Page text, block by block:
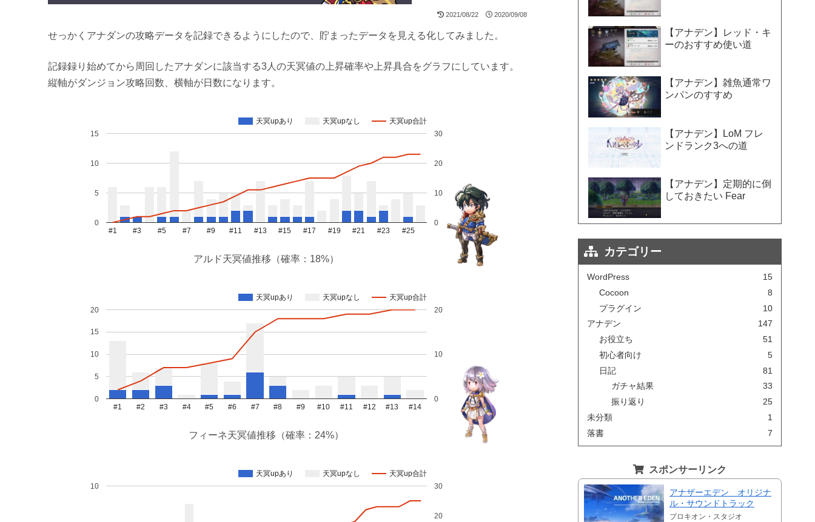
2021/08/22 2020/09/08
せっかくアナダンの攻略データを記録できるようにしたので、貯まったデータを見える化してみました。
記録録り始めてから周回したアナダンに該当する3人の天冥値の上昇確率や上昇具合をグラフにしています。
縦軸がダンジョン攻略回数、横軸が日数になります。
天冥upあり 天冥upなし 天冥up合計
#1 #3 #5 #7 #9 #11 #13 #15 #17 #19 #21 #23 #25
0
5
10
15
0
10
20
30
アルド天冥値推移（確率：18%）
天冥upあり 天冥upなし 天冥up合計
#1 #2 #3 #4 #5 #6 #7 #8 #9 #10 #11 #12 #13 #14
0
5
10
15
20
0
10
20
フィーネ天冥値推移（確率：24%）
天冥upあり 天冥upなし 天冥up合計
10
20
30
【アナデン】レッド・キ
ーのおすすめ使い道
【アナデン】雑魚通常ワ
ンパンのすすめ
【アナデン】LoM フレ
ンドランク3への道
【アナデン】定期的に倒
しておきたい Fear
カテゴリー
WordPress
15
Cocoon
8
プラグイン
10
アナデン
147
お役立ち
51
初心者向け
5
日記
81
ガチャ結果
33
振り返り
25
未分類
1
落書
7
スポンサーリンク
アナザーエデン オリジナ
ル・サウンドトラック
プロキオン・スタジオ